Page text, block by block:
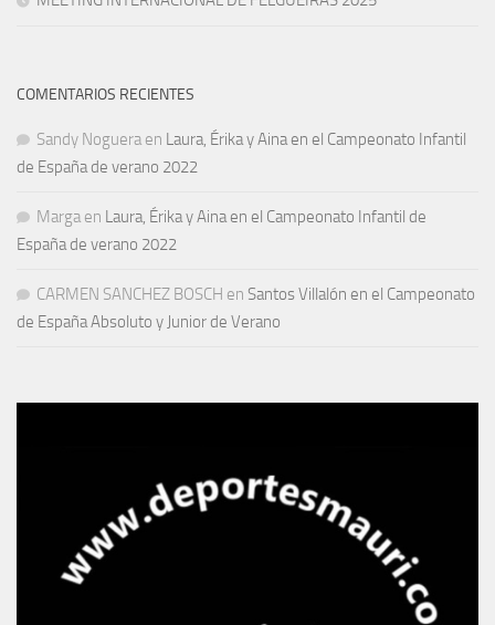
COMENTARIOS RECIENTES
Sandy Noguera en Laura, Érika y Aina en el Campeonato Infantil
de España de verano 2022
Marga en Laura, Érika y Aina en el Campeonato Infantil de
España de verano 2022
CARMEN SANCHEZ BOSCH en Santos Villalón en el Campeonato
de España Absoluto y Junior de Verano